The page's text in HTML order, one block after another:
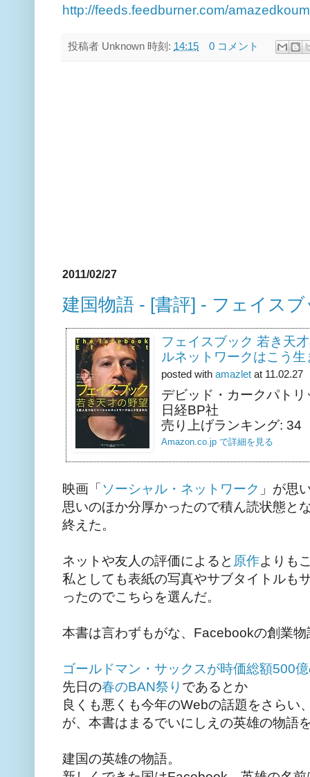
http://feeds.feedburner.com/
投稿者 Unknown 時刻: 14:15 0 コメント
2011/02/27
建国物語 - [書評] - フェイス
フェイスブック 若き天
ルネットワークはこう生
posted with amazlet at 11.02.27
デビッド・カークパトリ
日経BP社
売り上げランキング: 34
Amazon.co.jp で詳細を見る
映画「ソーシャル・ネットワーク 」が思
思いのほか分厚かったので積ん読状態と
終えた。
ネットや友人の評価によると 原作よりも
私としても表紙の写真やサブタイトルも
ったのでこちらを選んだ。
本書は言わずもがな、Facebookの創業物
ゴールドマン・サックスが時価総額500
先日の春のBAN祭り であるとか
良くも悪くも今年のWebの話題をさらい
が、本書はまるでいにしえの英雄の物語
建国の英雄の物語。